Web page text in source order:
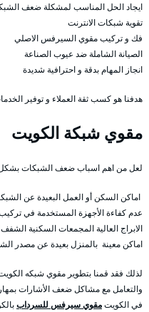
ايجاد الحل المناسب لمشكلة ضعف
تقوية شبكات الانترنت
فك و تركيب مقوي السيرفس الاصلي
الصيانة الشاملة ضد عيوب الصناعة
انجاز المهام بدقة و احترافية شديدة
هدفنا هو كسب ثقة العملاء و توفير
مقوي شبكة الكويت
لعل من اهم اسباب ضعف الشبكات
اماكن السكن أو العمل البعيدة عن
عدم كفاءة الأجهزة المستخدمة في
الابراج العالية المجمعات السكنية
اماكن معينة بالمنزل بعيدة عن مصدر
والتعامل مع مشاكل ضعف الأشارات
في الكويتمقوي سيرفس للسرداب